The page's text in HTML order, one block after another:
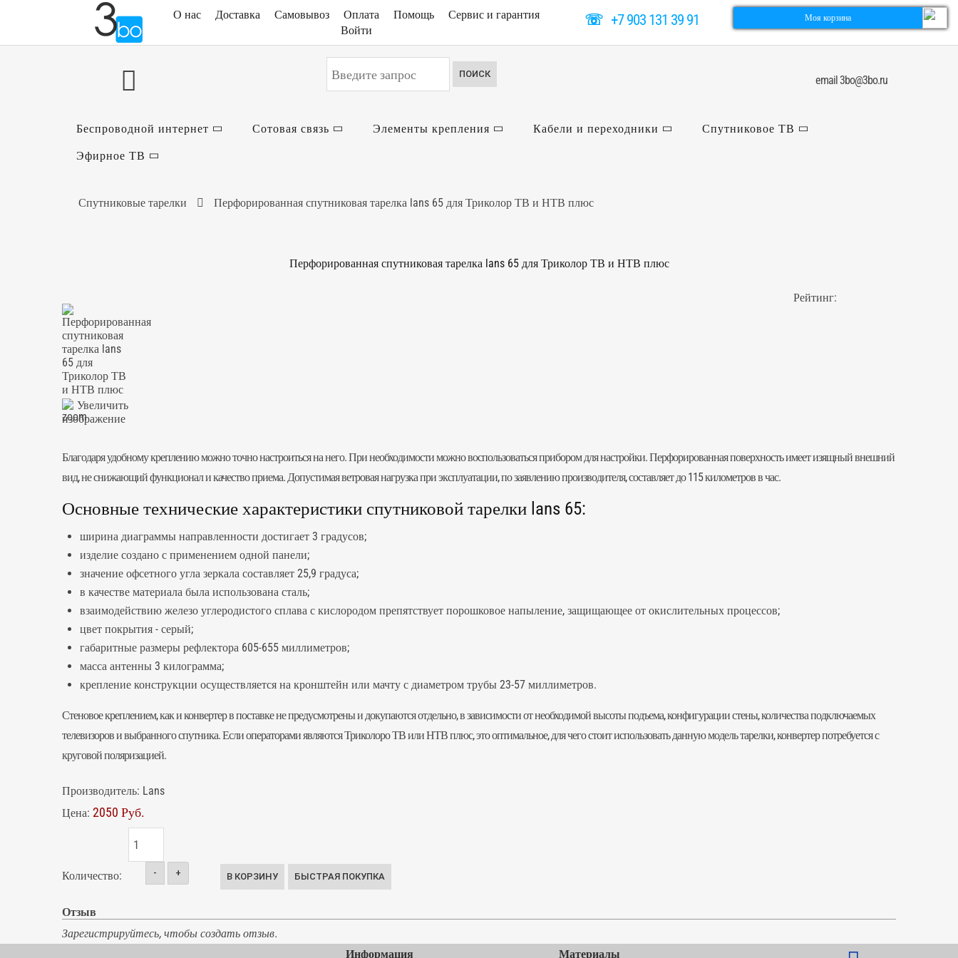
О нас Доставка Самовывоз Оплата Помощь
Сервис и гарантия
Войти
☏+7 903 131 39 91 Моя корзина
ПОИСК email 3bo@3bo.ru
Беспроводной интернет Сотовая связь Элементы крепления Кабели и переходники
Спутниковое ТВ
Эфирное ТВ
Спутниковые тарелки Перфорированная спутниковая тарелка lans 65 для Триколор ТВ и НТВ плюс
Перфорированная спутниковая тарелка lans 65 для Триколор ТВ и НТВ плюс
Рейтинг:
Увеличить
изображение
Благодаря удобному креплению можно точно настроиться на него. При необходимости можно воспользоваться прибором для настройки. Перфорированная поверхность имеет изящный внешний
вид, не снижающий функционал и качество приема. Допустимая ветровая нагрузка при эксплуатации, по заявлению производителя, составляет до 115 километров в час.
Основные технические характеристики спутниковой тарелки lans 65:
ширина диаграммы направленности достигает 3 градусов;
изделие создано с применением одной панели;
значение офсетного угла зеркала составляет 25,9 градуса;
в качестве материала была использована сталь;
взаимодействию железо углеродистого сплава с кислородом препятствует порошковое напыление, защищающее от окислительных процессов;
цвет покрытия - серый;
габаритные размеры рефлектора 605-655 миллиметров;
масса антенны 3 килограмма;
крепление конструкции осуществляется на кронштейн или мачту с диаметром трубы 23-57 миллиметров.
Стеновое креплением, как иконвертерв поставке не предусмотрены и докупаются отдельно, в зависимости от необходимой высоты подъема, конфигурации стены, количества подключаемых
телевизоров и выбранного спутника. Если операторами являются Триколоро ТВ или НТВ плюс, это оптимальное, для чего стоит использовать данную модельтарелки, конвертер потребуется с
круговой поляризацией.
Производитель: Lans
Цена: 2050 Руб.
Количество: - +
Отзыв
Зарегистрируйтесь, чтобы создать отзыв.
Информация
Материалы